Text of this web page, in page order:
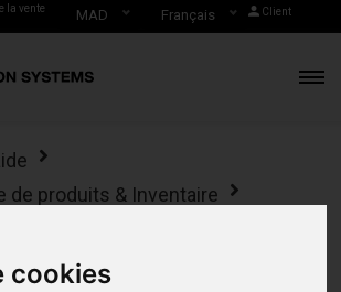
cookies
la vente
MAD Français Client
de produits & Inventaire